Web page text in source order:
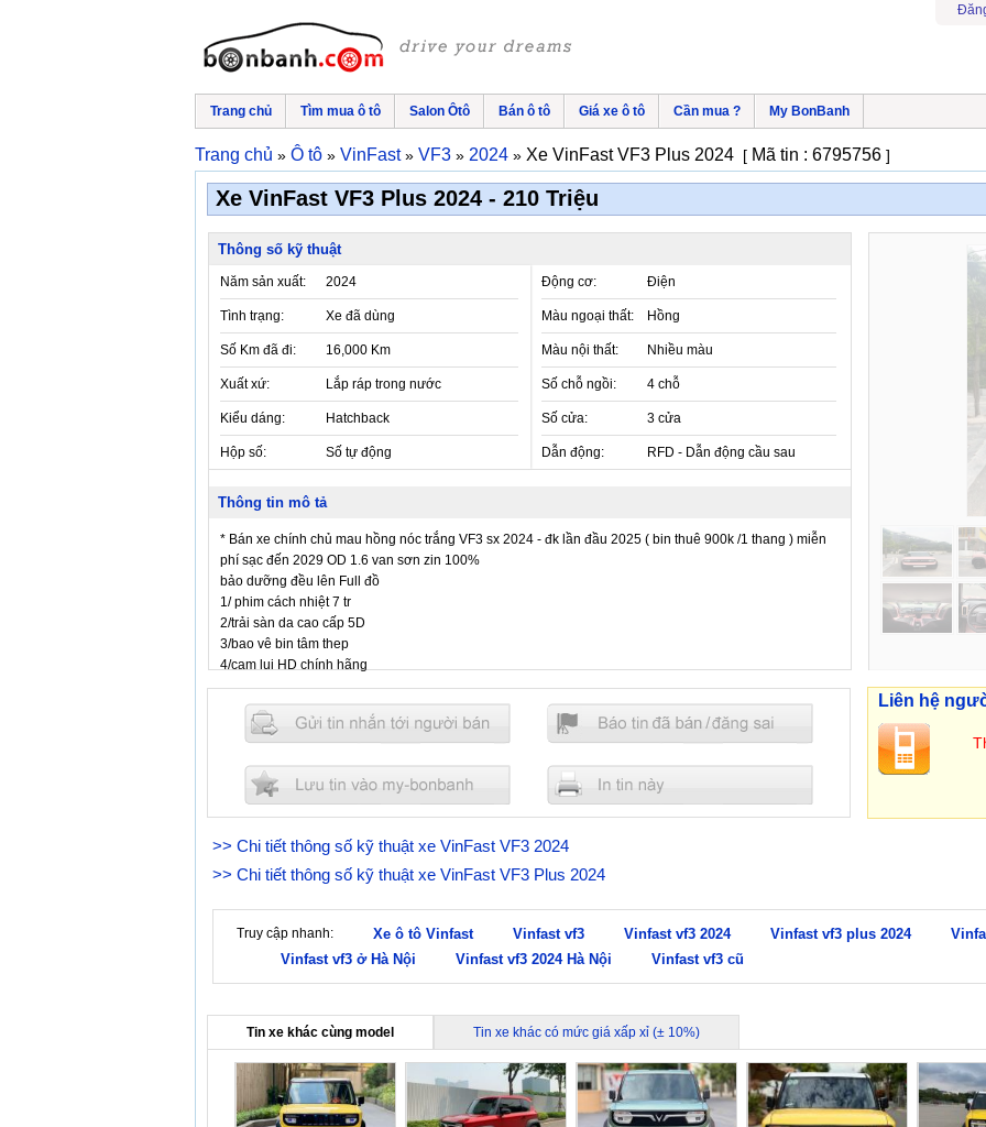
Trang chủ Tìm mua ô tô Salon Ôtô Bán ô tô Giá xe ô tô Cần mua ? My BonBanh
Trang chủ » Ô tô » VinFast » VF3 » 2024 » Xe VinFast VF3 Plus 2024 [ Mã tin : 6795756 ]
Xe VinFast VF3 Plus 2024 - 210 Triệu
Thông số kỹ thuật
Năm sản xuất: 2024
Tình trạng: Xe đã dùng
Số Km đã đi: 16,000 Km
Xuất xứ: Lắp ráp trong nước
Kiểu dáng: Hatchback
Hộp số: Số tự động
Động cơ: Điện
Màu ngoại thất: Hồng
Màu nội thất: Nhiều màu
Số chỗ ngồi: 4 chỗ
Số cửa: 3 cửa
Dẫn động: RFD - Dẫn động cầu sau
Thông tin mô tả
* Bán xe chính chủ mau hồng nóc trắng VF3 sx 2024 - đk lần đầu 2025 ( bin thuê 900k /1 thang ) miễn
phí sạc đến 2029 OD 1.6 van sơn zin 100%
bảo dưỡng đều lên Full đồ
1/ phim cách nhiệt 7 tr
2/trải sàn da cao cấp 5D
3/bao vê bin tâm thep
4/cam lui HD chính hãng
6/giá đỡ điện thoại thông minh vv
* giá bán tham khảo có giảm cho anh em thiện chí
Liên hệ
>> Chi tiết thông số kỹ thuật xe VinFast VF3 2024
>> Chi tiết thông số kỹ thuật xe VinFast VF3 Plus 2024
Truy cập nhanh: Xe ô tô Vinfast Vinfast vf3 Vinfast vf3 2024 Vinfast vf3 plus 2024
Vinfast vf3 ở Hà Nội
Vinfast vf3 2024 Hà Nội Vinfast vf3 cũ
Tin xe khác cùng model Tin xe khác có mức giá xấp xỉ (± 10%)